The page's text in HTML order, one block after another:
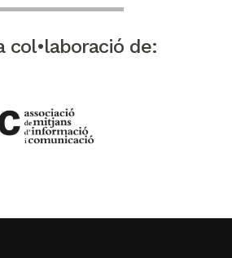
col•laboració de: